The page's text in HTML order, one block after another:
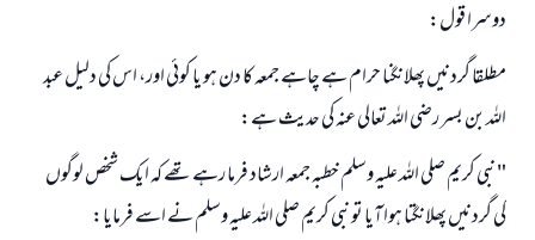
دوسرا قول:
مطلقا گردنيں پھلانگنا حرام ہے چاہے جمعہ كا دن ہو يا كوئى اور، اس كى دليل عبد
اللہ بن بسر رضى اللہ تعالى عنہ كى حديث ہے:
" نبى كريم صلى اللہ عليہ وسلم خطبہ جمعہ ارشاد فرما رہے تھے كہ ايك شخص لوگوں
كى گردنيں پھلانگتا ہوا آيا تو نبى كريم صلى اللہ عليہ وسلم نے اسے فرمايا: